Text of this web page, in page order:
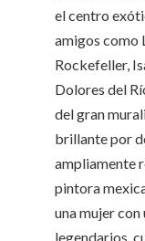
el centro
amigos como
Rockefeller,
Dolores del
del gran
brillante por
ampliamente
pintora
una mujer
legendarios,